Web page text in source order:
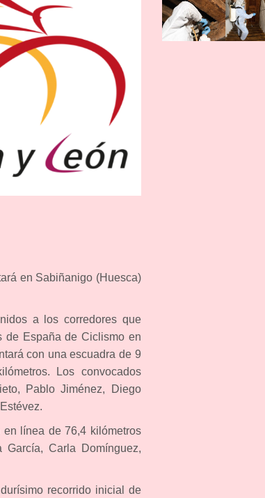
en Sabiñanigo (Huesca)
a los corredores que
de España de Ciclismo en
con una escuadra de 9
Los convocados
Pablo Jiménez, Diego
línea de 76,4 kilómetros
Carla Domínguez,
recorrido inicial de